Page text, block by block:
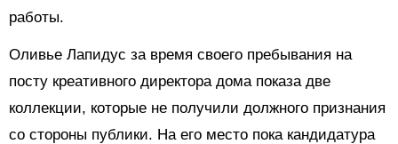
работы.
Оливье Лапидус за время своего пребывания на
посту креативного директора дома показа две
коллекции, которые не получили должного признания
со стороны публики. На его место пока кандидатура